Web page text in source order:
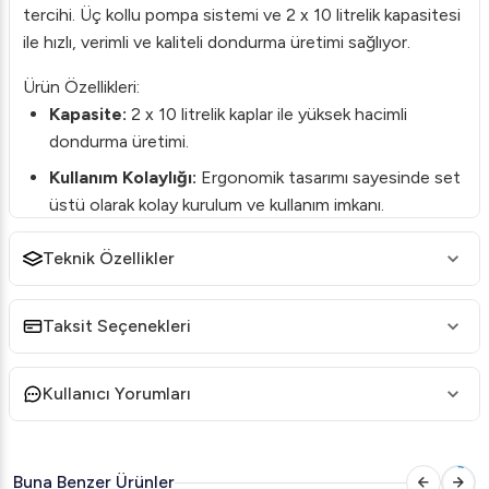
tercihi. Üç kollu pompa sistemi ve 2 x 10 litrelik kapasitesi
ile hızlı, verimli ve kaliteli dondurma üretimi sağlıyor.
Ürün Özellikleri:
Kapasite: 2 x 10 litrelik kaplar ile yüksek hacimli
dondurma üretimi.
Kullanım Kolaylığı: Ergonomik tasarımı sayesinde set
üstü olarak kolay kurulum ve kullanım imkanı.
homojen bir şekilde dolum sağlar.
Malzeme Kalitesi:Sağlam ve uzun ömürlü kullanım
için paslanmaz çelik gövde.
Güç Tüketimi:Enerji tasarruflu motor ile düşük
elektrik tüketimi.
Teknik Özellikler
Taksit Seçenekleri
Kullanıcı Yorumları
Buna Benzer Ürünler